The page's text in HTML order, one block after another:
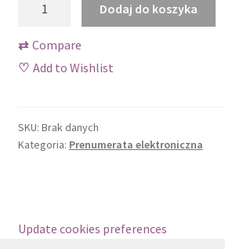
Zamówienie
elektroniczna
kwartalna
Dodaj do koszyka
⇄ Compare
♡ Add to Wishlist
SKU: Brak danych
Kategoria: Prenumerata elektroniczna
Update cookies preferences